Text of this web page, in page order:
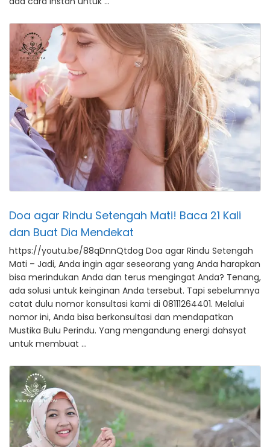
Doa agar Rindu Setengah Mati! Baca 21 Kali
dan Buat Dia Mendekat
https://youtu.be/88qDnnQtdog Doa agar Rindu Setengah
Mati – Jadi, Anda ingin agar seseorang yang Anda harapkan
bisa merindukan Anda dan terus mengingat Anda? Tenang,
ada solusi untuk keinginan Anda tersebut. Tapi sebelumnya
catat dulu nomor konsultasi kami di 08111264401. Melalui
nomor ini, Anda bisa berkonsultasi dan mendapatkan
Mustika Bulu Perindu. Yang mengandung energi dahsyat
untuk membuat …